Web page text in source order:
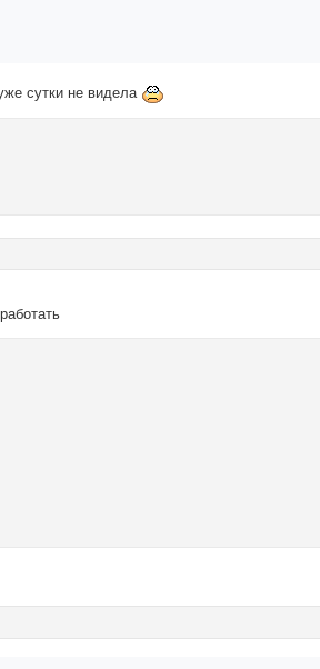
сутки не видела